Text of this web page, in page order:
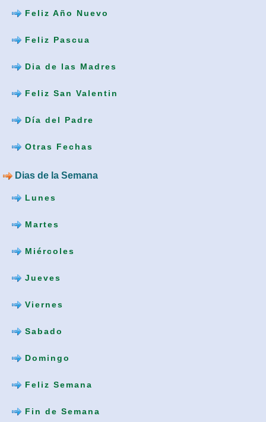
Feliz Año Nuevo
Feliz Pascua
Dia de las Madres
Feliz San Valentin
Día del Padre
Otras Fechas
Dias de la Semana
Lunes
Martes
Miércoles
Jueves
Viernes
Sabado
Domingo
Feliz Semana
Fin de Semana